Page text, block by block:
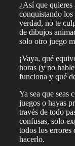
¿Así que quieres
conquistando los
verdad, no te
de dibujos
solo otro juego
¡Vaya, qué
horas (y no
funciona y qué
Ya sea que seas
juegos o hayas
través de todo
confusas, solo
todos los errores
hacerlo.